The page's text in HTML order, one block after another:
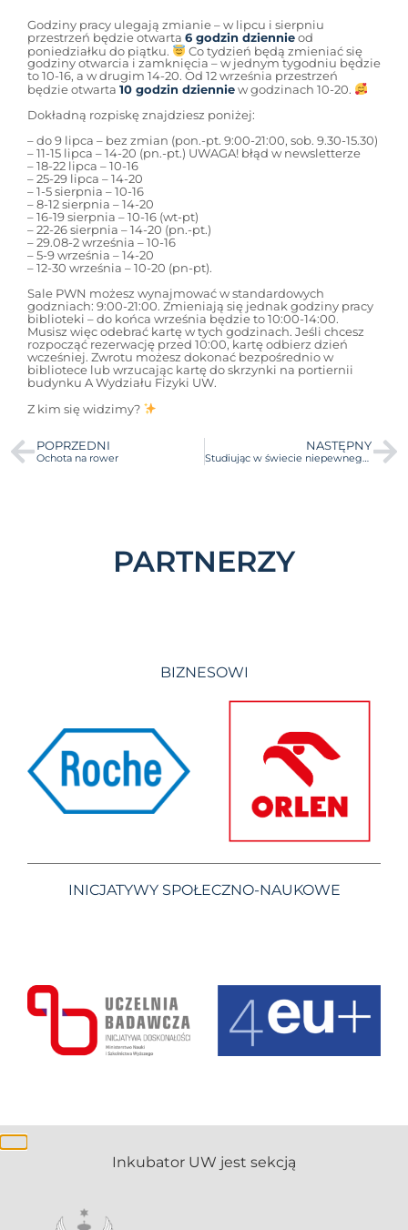
Godziny pracy ulegają zmianie – w lipcu i sierpniu
przestrzeń będzie otwarta 6 godzin dziennie od
poniedziałku do piątku.
Co tydzień będą zmieniać się
godziny otwarcia i zamknięcia – w jednym tygodniu będzie
to 10-16, a w drugim 14-20. Od 12 września przestrzeń
będzie otwarta 10 godzin dziennie w godzinach 10-20.
Dokładną rozpiskę znajdziesz poniżej:
– do 9 lipca – bez zmian (pon.-pt. 9:00-21:00, sob. 9.30-15.30)
– 11-15 lipca – 14-20 (pn.-pt.) UWAGA! błąd w newsletterze
– 18-22 lipca – 10-16
– 25-29 lipca – 14-20
– 1-5 sierpnia – 10-16
– 8-12 sierpnia – 14-20
– 16-19 sierpnia – 10-16 (wt-pt)
– 22-26 sierpnia – 14-20 (pn.-pt.)
– 29.08-2 września – 10-16
– 5-9 września – 14-20
– 12-30 września – 10-20 (pn-pt).
Sale PWN możesz wynajmować w standardowych
godzniach: 9:00-21:00. Zmieniają się jednak godziny pracy
biblioteki – do końca września będzie to 10:00-14:00.
Musisz więc odebrać kartę w tych godzinach. Jeśli chcesz
rozpocząć rezerwację przed 10:00, kartę odbierz dzień
wcześniej. Zwrotu możesz dokonać bezpośrednio w
bibliotece lub wrzucając kartę do skrzynki na portiernii
budynku A Wydziału Fizyki UW.
Z kim się widzimy?
POPRZEDNI
Ochota na rower
NASTĘPNY
Studiując w świecie niepewnego jutra: perspektywy, sprawczość i wizje przyszłość według studentów UW i WUM, czyli raport JustStart2
PARTNERZY
BIZNESOWI
INICJATYWY SPOŁECZNO-NAUKOWE